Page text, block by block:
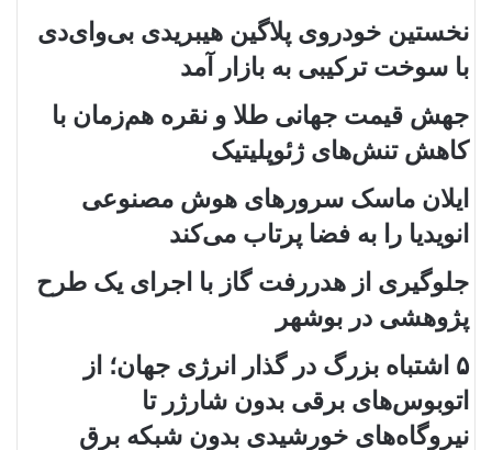
نخستین خودروی پلاگین هیبریدی بی‌وای‌دی
با سوخت ترکیبی به بازار آمد
جهش قیمت جهانی طلا و نقره هم‌زمان با
کاهش تنش‌های ژئوپلیتیک
ایلان ماسک سرورهای هوش مصنوعی
انویدیا را به فضا پرتاب می‌کند
جلوگیری از هدررفت گاز با اجرای یک طرح
پژوهشی در بوشهر
۵ اشتباه بزرگ در گذار انرژی جهان؛ از
اتوبوس‌های برقی بدون شارژر تا
نیروگاه‌های خورشیدی بدون شبکه برق